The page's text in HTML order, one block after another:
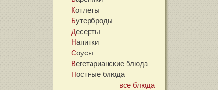
Котлеты
Бутерброды
Десерты
Напитки
Соусы
Вегетарианские блюда
Постные блюда
все блюда